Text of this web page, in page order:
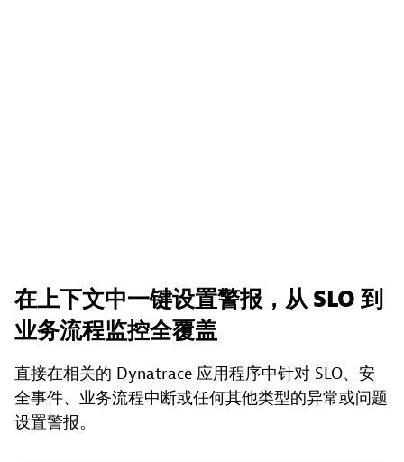
在上下文中一键设置警报，从 SLO 到
业务流程监控全覆盖
直接在相关的 Dynatrace 应用程序中针对 SLO、安
全事件、业务流程中断或任何其他类型的异常或问题
设置警报。